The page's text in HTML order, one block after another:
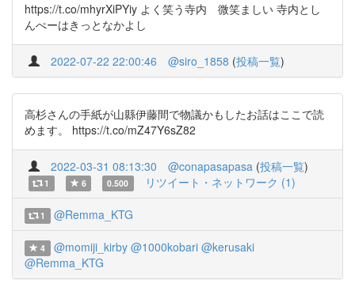
https://t.co/mhyrXiPYiy よく笑う寺内 微笑ましい 寺内とし
んぺーはきっとなかよし
2022-07-22 22:00:46 @siro_1858 (投稿一覧)
高杉さんの手紙が山縣伊藤間で物議かもしたお話はここで読
めます。 https://t.co/mZ47Y6sZ82
2022-03-31 08:13:30 @conapasapasa (投稿一覧)
1 6 0.500 リツイート・ネットワーク (1)
1 @Remma_KTG
4 @momiji_kirby @1000kobari @kerusaki
@Remma_KTG